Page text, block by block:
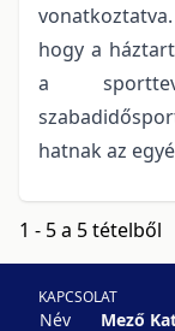
hogy a
a
hatnak az
1 - 5 a 5 tételből
KAPCSOLAT
Név
Mező